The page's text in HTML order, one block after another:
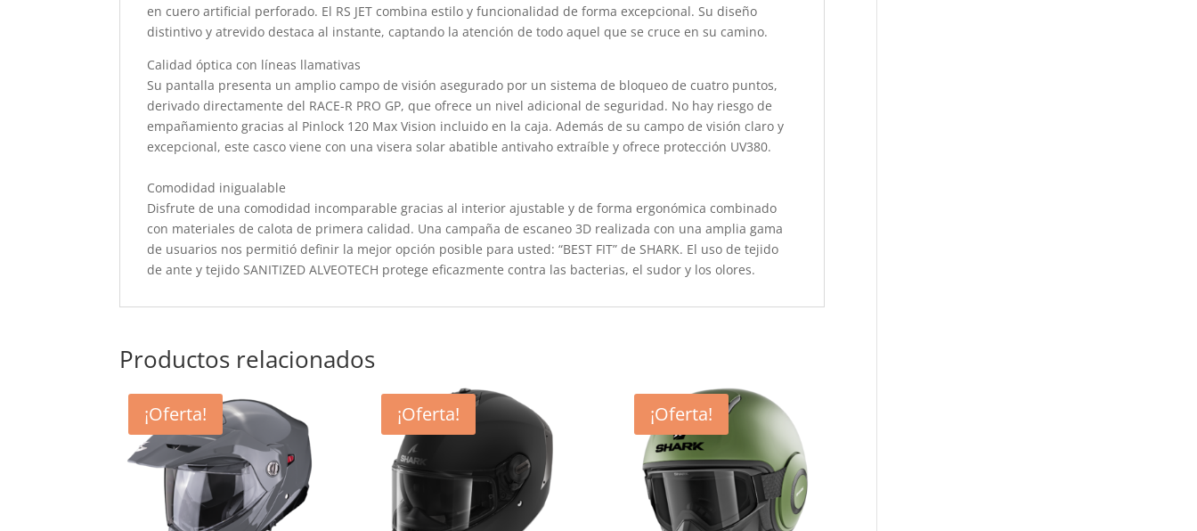
en cuero artificial perforado. El RS JET combina estilo y funcionalidad de forma excepcional. Su diseño
distintivo y atrevido destaca al instante, captando la atención de todo aquel que se cruce en su camino.
Calidad óptica con líneas llamativas
Su pantalla presenta un amplio campo de visión asegurado por un sistema de bloqueo de cuatro puntos,
derivado directamente del RACE-R PRO GP, que ofrece un nivel adicional de seguridad. No hay riesgo de
empañamiento gracias al Pinlock 120 Max Vision incluido en la caja. Además de su campo de visión claro y
excepcional, este casco viene con una visera solar abatible antivaho extraíble y ofrece protección UV380.
Comodidad inigualable
Disfrute de una comodidad incomparable gracias al interior ajustable y de forma ergonómica combinado
con materiales de calota de primera calidad. Una campaña de escaneo 3D realizada con una amplia gama
de usuarios nos permitió definir la mejor opción posible para usted: “BEST FIT” de SHARK. El uso de tejido
de ante y tejido SANITIZED ALVEOTECH protege eficazmente contra las bacterias, el sudor y los olores.
Productos relacionados
¡Oferta! ¡Oferta! ¡Oferta!